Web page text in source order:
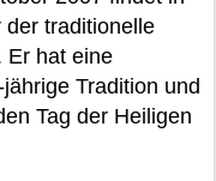
der traditionelle
Er hat eine
Tradition und
Tag der Heiligen